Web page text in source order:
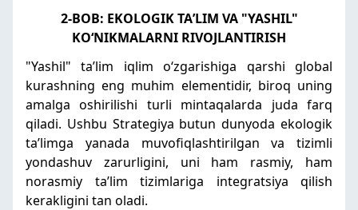
2-BOB: EKOLOGIK TAʼLIM VA "YASHIL"
KOʻNIKMALARNI RIVOJLANTIRISH
"Yashil" taʼlim iqlim oʻzgarishiga qarshi global
kurashning eng muhim elementidir, biroq uning
amalga oshirilishi turli mintaqalarda juda farq
qiladi. Ushbu Strategiya butun dunyoda ekologik
taʼlimga yanada muvofiqlashtirilgan va tizimli
yondashuv zarurligini, uni ham rasmiy, ham
norasmiy taʼlim tizimlariga integratsiya qilish
kerakligini tan oladi.